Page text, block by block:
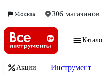
Москва 306 магазинов
Акции Инструмент